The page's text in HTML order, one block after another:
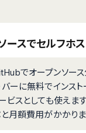
ースでセルフホ
でオープンソース
ーに無料でインスト
ビスとしても使えま
月額費用がかかりま